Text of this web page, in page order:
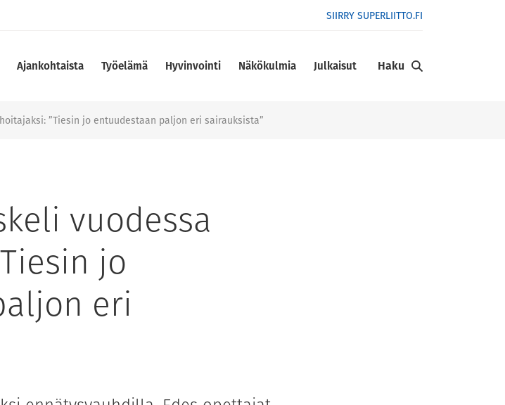
SIIRRY SUPERLIITTO.FI
Ajankohtaista Työelämä Hyvinvointi Näkökulmia Julkaisut Haku
”Tiesin jo entuudestaan paljon eri sairauksista”
vuodessa
jo
eri